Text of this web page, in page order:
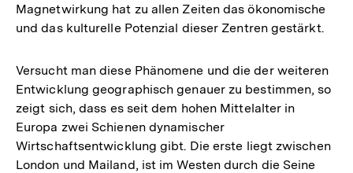
Magnetwirkung hat zu allen Zeiten das ökonomische
und das kulturelle Potenzial dieser Zentren gestärkt.
Versucht man diese Phänomene und die der weiteren
Entwicklung geographisch genauer zu bestimmen, so
zeigt sich, dass es seit dem hohen Mittelalter in
Europa zwei Schienen dynamischer
Wirtschaftsentwicklung gibt. Die erste liegt zwischen
London und Mailand, ist im Westen durch die Seine